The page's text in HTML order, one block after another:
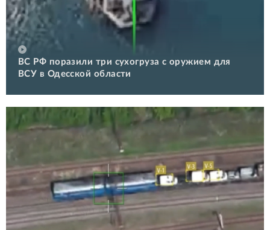
ВС РФ поразили три сухогруза с оружием для
ВСУ в Одесской области